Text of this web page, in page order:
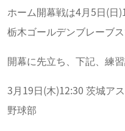
ホーム開幕戦は4月5日(日
栃木ゴールデンブレーブス
開幕に先立ち、下記、練
3月19日(木)12:30 茨城ア
野球部